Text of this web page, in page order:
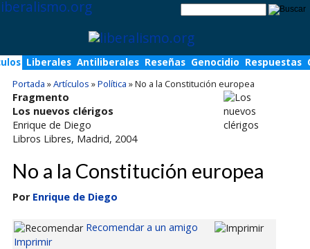
Liberales Antiliberales Reseñas Genocidio Respuestas
Portada »Artículos »Política »No a la Constitución europea
Fragmento
Los nuevos clérigos
Enrique de Diego
Libros Libres, Madrid, 2004
No a la Constitución europea
Por Enrique de Diego
Recomendar a un amigo
Imprimir